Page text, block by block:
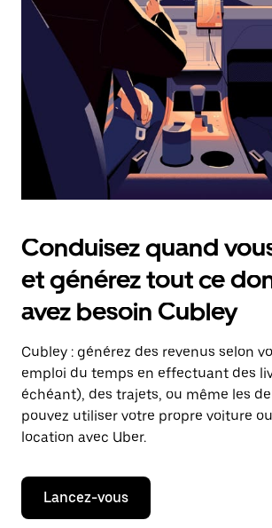
sur
touche
pour
fermer
le
calendrier.
Conduisez quand
et générez tout ce
avez besoin Cubley
Cubley : générez des revenus selon
emploi du temps en effectuant des
échéant), des trajets, ou même les
pouvez utiliser votre propre voiture
location avec Uber.
Lancez-vous